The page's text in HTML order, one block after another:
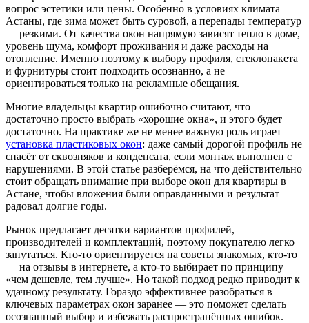
вопрос эстетики или цены. Особенно в условиях климата
Астаны, где зима может быть суровой, а перепады температур
— резкими. От качества окон напрямую зависят тепло в доме,
уровень шума, комфорт проживания и даже расходы на
отопление. Именно поэтому к выбору профиля, стеклопакета
и фурнитуры стоит подходить осознанно, а не
ориентироваться только на рекламные обещания.
Многие владельцы квартир ошибочно считают, что
достаточно просто выбрать «хорошие окна», и этого будет
достаточно. На практике же не менее важную роль играет
установка пластиковых окон: даже самый дорогой профиль не
спасёт от сквозняков и конденсата, если монтаж выполнен с
нарушениями. В этой статье разберёмся, на что действительно
стоит обращать внимание при выборе окон для квартиры в
Астане, чтобы вложения были оправданными и результат
радовал долгие годы.
Рынок предлагает десятки вариантов профилей,
производителей и комплектаций, поэтому покупателю легко
запутаться. Кто-то ориентируется на советы знакомых, кто-то
— на отзывы в интернете, а кто-то выбирает по принципу
«чем дешевле, тем лучше». Но такой подход редко приводит к
удачному результату. Гораздо эффективнее разобраться в
ключевых параметрах окон заранее — это поможет сделать
осознанный выбор и избежать распространённых ошибок.